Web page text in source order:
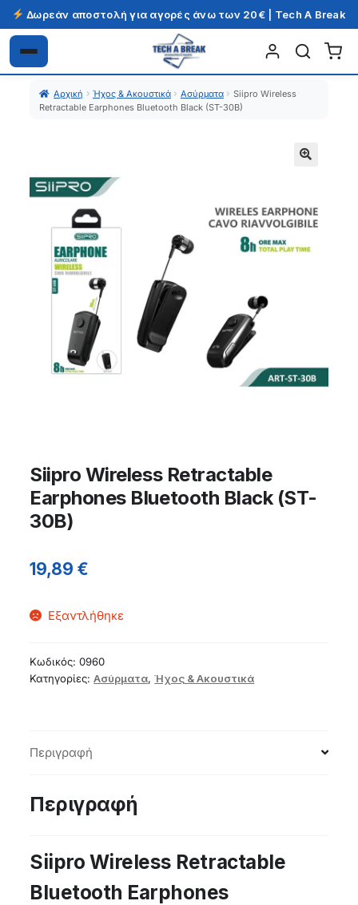
Δωρεάν αποστολή για αγορές άνω των 20€ | Tech A Break
Απευθείας
μετάβαση
Μετάβαση
σε
περιεχόμενο
Αρχική Ήχος & Ακουστικά Ασύρματα
Siipro Wireless
Retractable Earphones Bluetooth Black (ST-30B)
Siipro Wireless Retractable
Earphones Bluetooth Black (ST-
30B)
19,89€
Εξαντλήθηκε
Κωδικός:0960
Κατηγορίες:Ασύρματα,Ήχος & Ακουστικά
Περιγραφή
Περιγραφή
Siipro Wireless Retractable
Bluetooth Earphones